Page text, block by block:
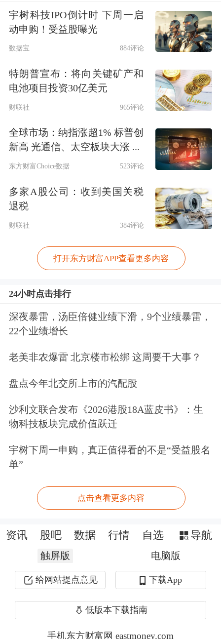
围绕“天基AI”方向开展科技创新、技术
演进、产品运营。双方此次在“太空计
算”领域的深化合作，可有效提升东盟
国家在环境监测、农业生产等方面的能
力。
苍宇天基董事长兼总裁刘巍指出，此次
双方不但开展先进技术合作，还在搭建
西亚输送高素质的航天专业人才，为马
来西亚航天产业可持续发展做出贡献。
中国驻马来西亚大使馆科技参赞赵向
东、马来西亚数字经济发展局首席数码
投资官雷蒙德等出席了当天的签约仪
3分钟便捷开户，多重炒股工具限时体
验>>
文章来源：中国新闻网
宇树科技IPO倒计时 下周一启
动申购！受益股曝光
数据宝 884评论
特朗普宣布：将向关键矿产和
电池项目投资30亿美元
财联社 965评论
全球市场：纳指涨超1% 标普创
新高 光通信、太空板块大涨 ...
东方财富Choice数据 523评论
多家A股公司：收到美国关税
退税
财联社 384评论
打开东方财富APP查看更多内容
24小时点击排行
深夜暴雷，汤臣倍健业绩下滑，9个业绩暴雷，
22个业绩增长
老美非农爆雷 北京楼市松绑 这周要干大事？
盘点今年北交所上市的汽配股
沙利文联合发布《2026港股18A蓝皮书》：生
物科技板块完成价值跃迁
宇树下周一申购，真正值得看的不是“受益股名
单”
点击查看更多内容
资讯 股吧 数据 行情 自选 导航
触屏版 电脑版
给网站提点意见 下载App
低版本下载指南
手机东方财富网 eastmoney.com